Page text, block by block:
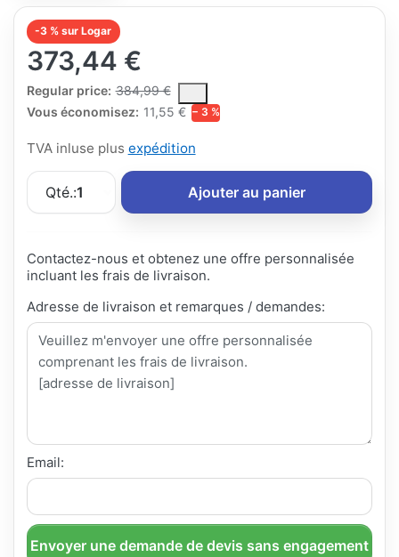
-3 % sur Logar
373,44 €
Regular price: 384,99 €
The Regular Price is the median selling price paid by
Vous économisez: 11,55 € − 3 %
TVA inluse plus expédition
Qté.:1 Ajouter au panier
Contactez-nous et obtenez une offre personnalisée
incluant les frais de livraison.
Adresse de livraison et remarques / demandes:
Email:
Envoyer une demande de devis sans engagement